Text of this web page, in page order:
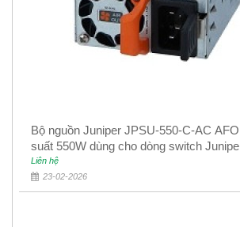
Bộ nguồn Juniper JPSU-550-C-AC
suất 550W dùng cho dòng switch
EX4400
Liên hệ
23-02-2026